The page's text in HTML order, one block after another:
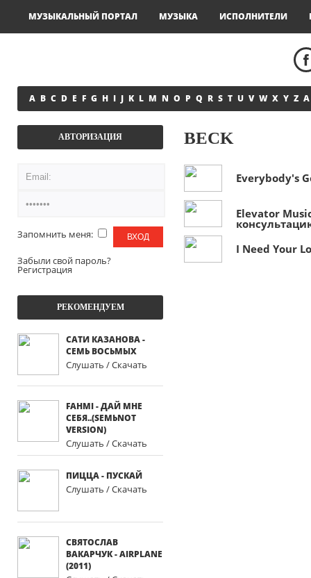
МУЗЫКАЛЬНЫЙ ПОРТАЛ МУЗЫКА ИСПОЛНИТЕЛИ
A B C D E F G H I J K L M N O P Q R S T U V W X Y Z А
АВТОРИЗАЦИЯ
Запомнить меня:
Забыли свой пароль?
Регистрация
РЕКОМЕНДУЕМ
САТИ КАЗАНОВА -
СЕМЬ ВОСЬМЫХ
Слушать / Скачать
FAHMI - ДАЙ МНЕ
СЕБЯ..(SEMЬNOT
VERSION)
Слушать / Скачать
ПИЦЦА - ПУСКАЙ
Слушать / Скачать
СВЯТОСЛАВ
ВАКАРЧУК - AIRPLANE
(2011)
BECK
Everybody's
Elevator
I Need Your